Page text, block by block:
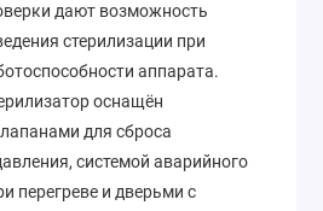
дают возможность
стерилизации при
аппарата.
оснащён
для сброса
системой аварийного
перегреве и дверьми с